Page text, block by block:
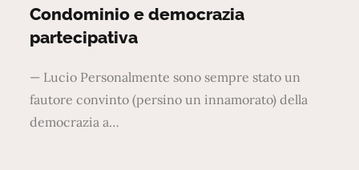
on
Condominio e democrazia
partecipativa
— Lucio Personalmente sono sempre stato un
fautore convinto (persino un innamorato) della
democrazia a…